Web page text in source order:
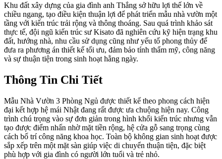
Khu đất xây dựng của gia đình anh Thắng sở hữu lợi thế lớn về
chiều ngang, tạo điều kiện thuận lợi để phát triển mẫu nhà vườn một
tầng với kiến trúc trải rộng và thông thoáng. Sau quá trình khảo sát
thực tế, đội ngũ kiến trúc sư Kisato đã nghiên cứu kỹ hiện trạng khu
đất, hướng nhà, nhu cầu sử dụng cũng như yếu tố phong thủy để
đưa ra phương án thiết kế tối ưu, đảm bảo tính thẩm mỹ, công năng
và sự thuận tiện trong sinh hoạt hằng ngày.
Thông Tin Chi Tiết
Mẫu Nhà Vườn 3 Phòng Ngủ được thiết kế theo phong cách hiện
đại kết hợp hệ mái Nhật đang rất được ưa chuộng hiện nay. Công
trình chú trọng vào sự đơn giản trong hình khối kiến trúc nhưng vẫn
tạo được điểm nhấn nhờ mặt tiền rộng, hệ cửa gỗ sang trọng cùng
cách bố trí công năng khoa học. Toàn bộ không gian sinh hoạt được
sắp xếp trên một mặt sàn giúp việc di chuyển thuận tiện, đặc biệt
phù hợp với gia đình có người lớn tuổi và trẻ nhỏ.